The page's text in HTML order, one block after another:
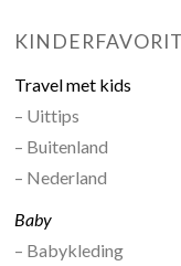
Travel met kids
– Uittips
– Buitenland
– Nederland
Baby
– Babykleding